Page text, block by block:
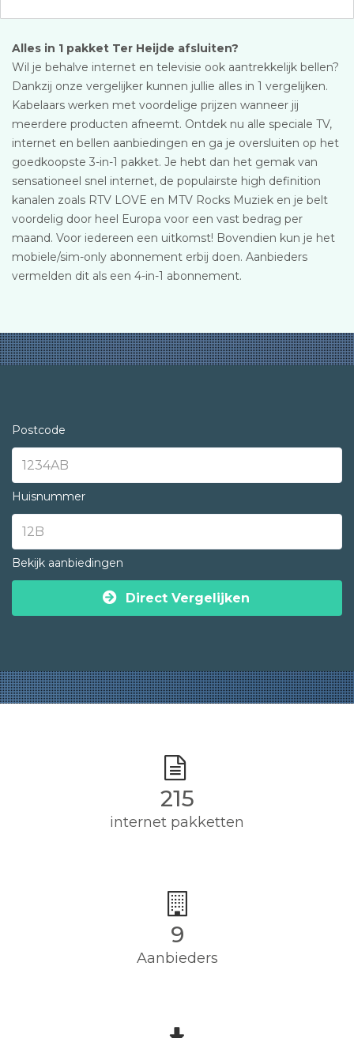
Alles in 1 pakket Ter Heijde afsluiten?
Wil je behalve internet en televisie ook aantrekkelijk bellen?
Dankzij onze vergelijker kunnen jullie alles in 1 vergelijken.
Kabelaars werken met voordelige prijzen wanneer jij
meerdere producten afneemt. Ontdek nu alle speciale TV,
internet en bellen aanbiedingen en ga je oversluiten op het
goedkoopste 3-in-1 pakket. Je hebt dan het gemak van
sensationeel snel internet, de populairste high definition
kanalen zoals RTV LOVE en MTV Rocks Muziek en je belt
voordelig door heel Europa voor een vast bedrag per
maand. Voor iedereen een uitkomst! Bovendien kun je het
mobiele/sim-only abonnement erbij doen. Aanbieders
vermelden dit als een 4-in-1 abonnement.
Postcode
Huisnummer
Bekijk aanbiedingen
Direct Vergelijken
215
internet pakketten
9
Aanbieders